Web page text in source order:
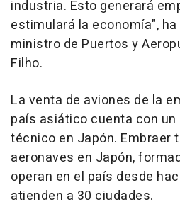
industria. Esto generará
estimulará la economía",
ministro de Puertos y
Filho.
La venta de aviones de la
país asiático cuenta con
técnico en Japón. Embraer
aeronaves en Japón,
operan en el país desde
atienden a 30 ciudades.